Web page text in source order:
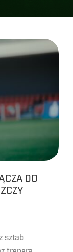
DO
sztab